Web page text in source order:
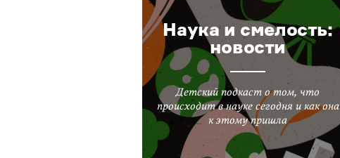
Наука и смелость:
новости
Детский подкаст о том, что
происходит в науке сегодня и как она
к этому пришла